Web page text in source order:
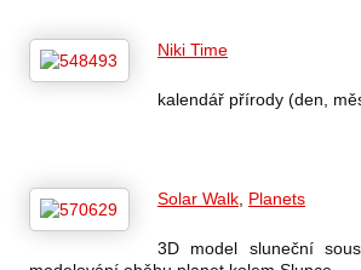
Niki Time
kalendář přírody (den,
Solar Walk Planets
3D model sluneční